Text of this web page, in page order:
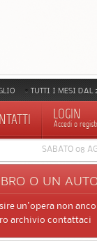
TUTTI I MESI DAL
LOGIN
Accedi o
SABATO 08
O UN
un'opera non
archivio contattaci